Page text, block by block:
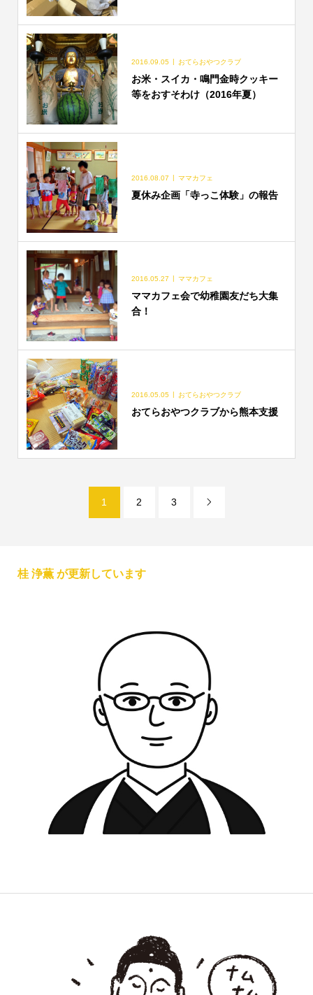
2016.09.05 おてらおやつクラブ
お米・スイカ・鳴門金時クッキー
等をおすそわけ（2016年夏）
2016.08.07 ママカフェ
夏休み企画「寺っこ体験」の報告
2016.05.27 ママカフェ
ママカフェ会で幼稚園友だち大集
合！
2016.05.05 おてらおやつクラブ
おてらおやつクラブから熊本支援
1 2 3 
桂 浄薫 が更新しています